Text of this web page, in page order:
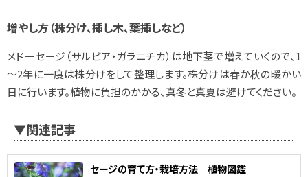
増やし方（株分け、挿し木、葉挿しなど）
メドーセージ（サルビア・ガラニチカ）は地下茎で増えていくので、1
～2年に一度は株分けをして整理します。株分けは春か秋の暖かい
日に行います。植物に負担のかかる、真冬と真夏は避けてください。
▼関連記事
セージの育て方・栽培方法｜植物図鑑